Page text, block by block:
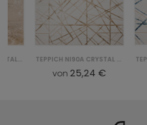
TEPPICH NI90A CRYSTAL GYU - BEŻOWY
25,24 €